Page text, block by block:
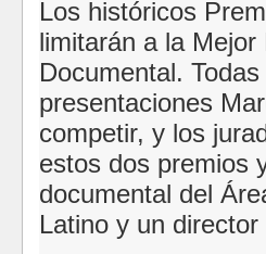
Los históricos
limitarán a la
Documental.
presentaciones
competir, y los
estos dos premios
documental del
Latino y un